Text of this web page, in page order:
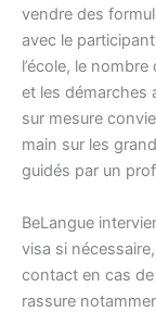
vendre des
avec le
l’école, le
et les démarches
sur mesure
main sur les
guidés par un
BeLangue
visa si
contact en cas
rassure